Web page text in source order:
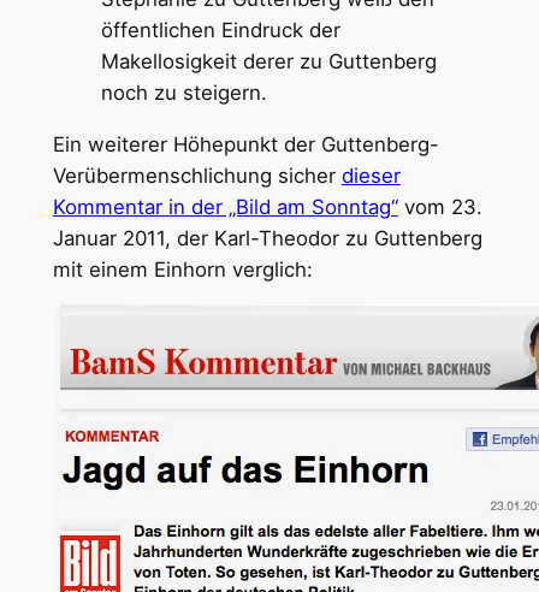
öffentlichen Eindruck der
Makellosigkeit derer zu Guttenberg
noch zu steigern.
Ein weiterer Höhepunkt der Guttenberg-
Verübermenschlichung sicher dieser
Kommentar in der „Bild am Sonntag“vom 23.
Januar 2011, der Karl-Theodor zu Guttenberg
mit einem Einhorn verglich: